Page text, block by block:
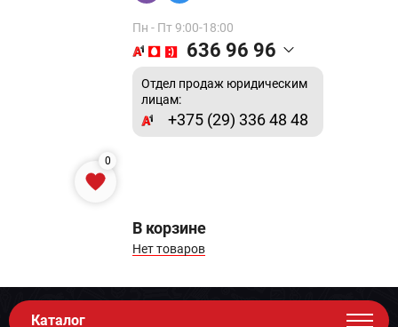
Пн - Пт 9:00-18:00
636 96 96
Отдел продаж юридическим
лицам:
+375 (29) 336 48 48
0
В корзине
Нет товаров
Каталог